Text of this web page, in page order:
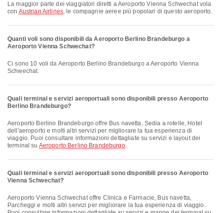
La maggior parte dei viaggiatori diretti a Aeroporto Vienna Schwechat vola
con Austrian Airlines, le compagnie aeree più popolari di questo aeroporto.
Quanti voli sono disponibili da Aeroporto Berlino Brandeburgo a
Aeroporto Vienna Schwechat?
Ci sono 10 voli da Aeroporto Berlino Brandeburgo a Aeroporto Vienna
Schwechat.
Quali terminal e servizi aeroportuali sono disponibili presso Aeroporto
Berlino Brandeburgo?
Aeroporto Berlino Brandeburgo offre Bus navetta, Sedia a rotelle, Hotel
dell'aeroporto e molti altri servizi per migliorare la tua esperienza di
viaggio. Puoi consultare informazioni dettagliate su servizi e layout dei
terminal su Aeroporto Berlino Brandeburgo.
Quali terminal e servizi aeroportuali sono disponibili presso Aeroporto
Vienna Schwechat?
Aeroporto Vienna Schwechat offre Clinica e Farmacie, Bus navetta,
Parcheggi e molti altri servizi per migliorare la tua esperienza di viaggio.